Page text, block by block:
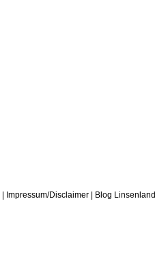
Impressum/Disclaimer
Blog Linsenland